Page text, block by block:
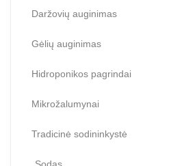
Daržovių auginimas
Gėlių auginimas
Hidroponikos pagrindai
Mikrožalumynai
Tradicinė sodininkystė